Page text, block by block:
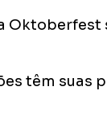
têm suas